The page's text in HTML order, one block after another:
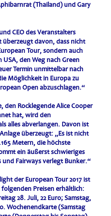
(Thailand) und Gary
CEO des Veranstalters
überzeugt davon, dass nicht
Tour, sondern auch
USA, den Weg nach Green
Termin unmittelbar nach
Möglichkeit in Europa zu
Open abzuschlagen.“
den Rocklegende Alice Cooper
hat, wird den
alles abverlangen. Davon ist
überzeugt: „Es ist nicht
Metern, die höchste
ein äußerst schwieriges
und Fairways verlegt Bunker.“
der European Tour 2017 ist
Preisen erhältlich:
28. Juli, 22 Euro; Samstag,
Wochenendkarte (Samstag